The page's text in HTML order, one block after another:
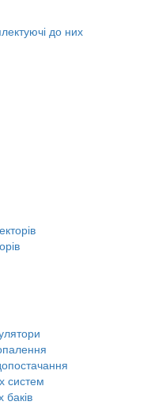
до них
систем